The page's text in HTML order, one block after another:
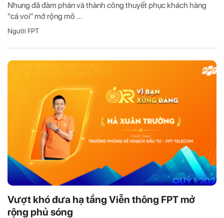
Nhung đã đàm phán và thành công thuyết phục khách hàng
"cá voi" mở rộng mô ...
Người FPT
Vượt khó đưa hạ tầng Viễn thông FPT mở
rộng phủ sóng